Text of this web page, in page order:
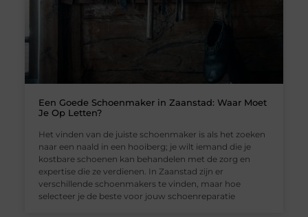
Een Goede Schoenmaker in Zaanstad: Waar Moet
Je Op Letten?
Het vinden van de juiste schoenmaker is als het zoeken
naar een naald in een hooiberg; je wilt iemand die je
kostbare schoenen kan behandelen met de zorg en
expertise die ze verdienen. In Zaanstad zijn er
verschillende schoenmakers te vinden, maar hoe
selecteer je de beste voor jouw schoenreparatie